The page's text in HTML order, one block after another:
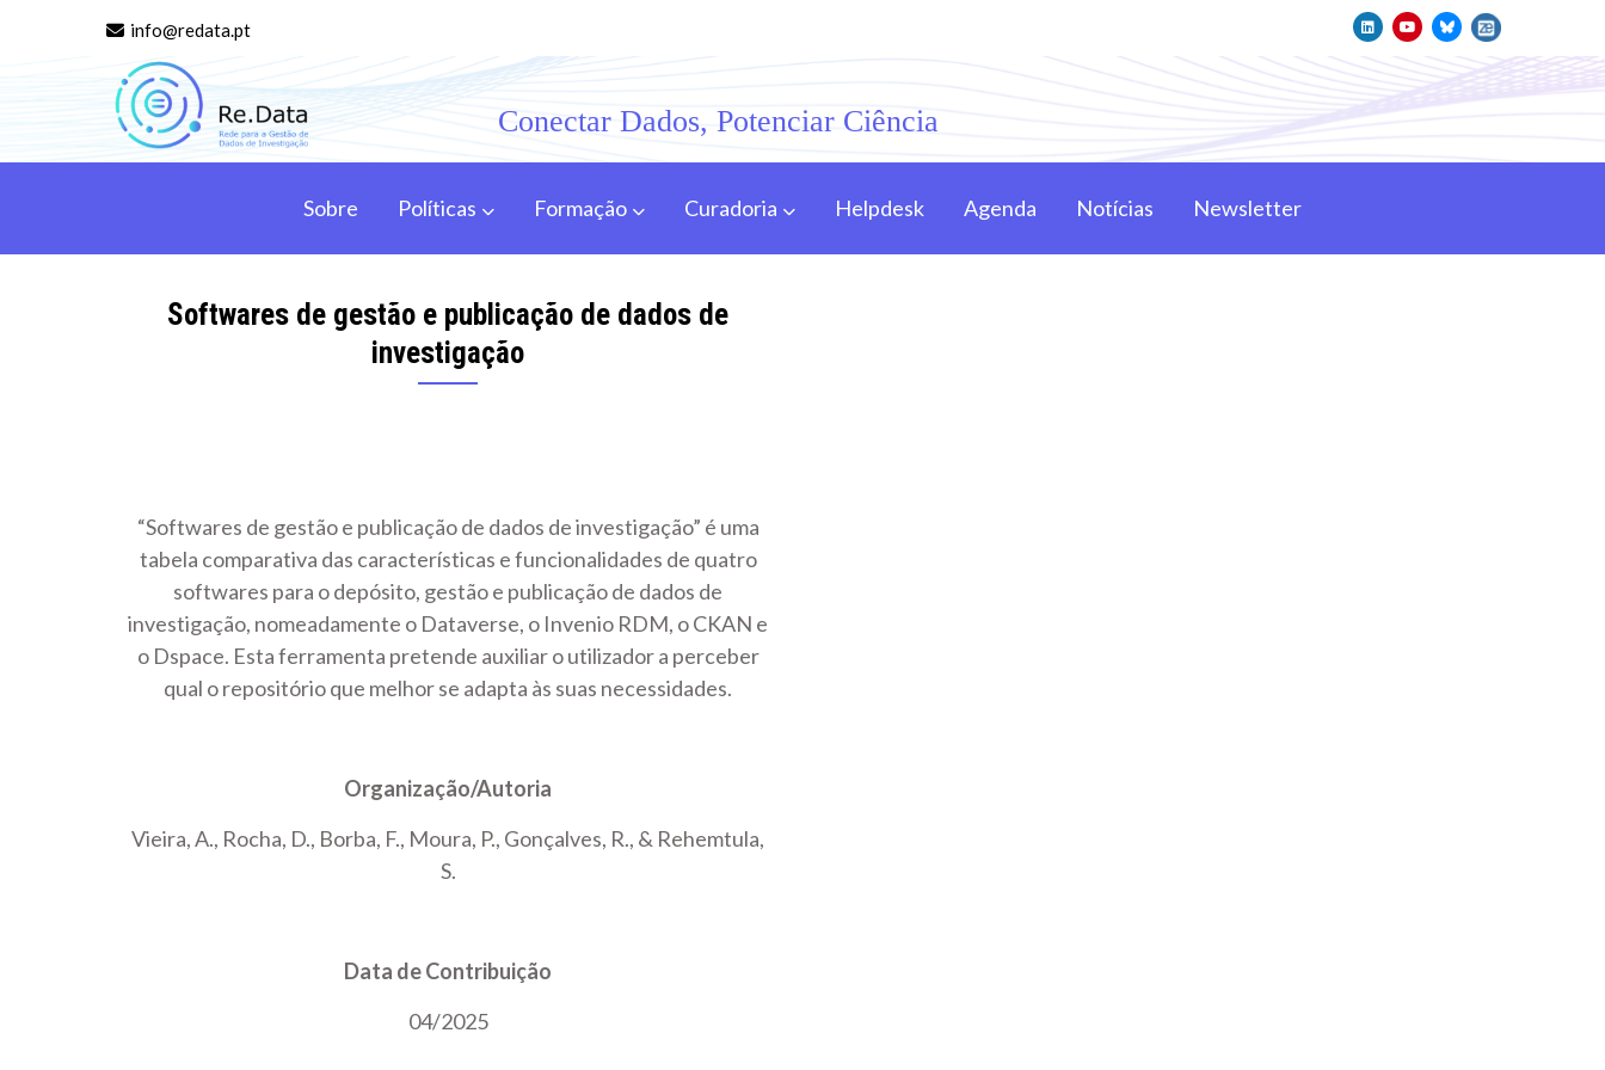
content
info@redata.pt
Conectar Dados, Potenciar Ciência
Sobre Políticas Formação Curadoria Helpdesk Agenda Notícias Newsletter
Softwares de gestão e publicação de dados de
investigação
“Softwares de gestão e publicação de dados de investigação” é uma
tabela comparativa das características e funcionalidades de quatro
softwares para o depósito, gestão e publicação de dados de
investigação, nomeadamente o Dataverse, o Invenio RDM, o CKAN e
o Dspace. Esta ferramenta pretende auxiliar o utilizador a perceber
qual o repositório que melhor se adapta às suas necessidades.
Organização/Autoria
Vieira, A., Rocha, D., Borba, F., Moura, P., Gonçalves, R., & Rehemtula,
S.
Data de Contribuição
04/2025